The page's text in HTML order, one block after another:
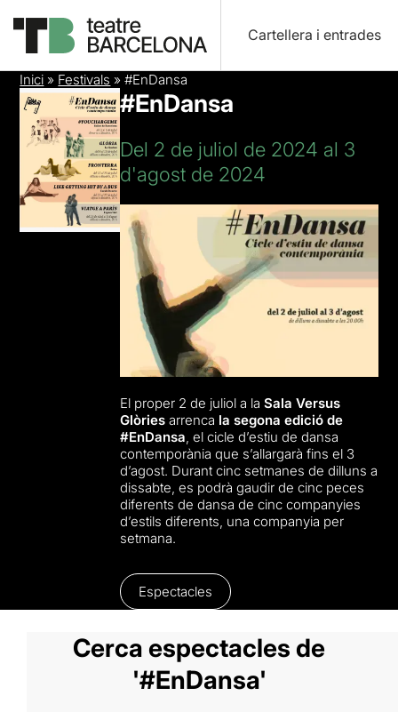
Cartellera i entrades
Inici » Festivals »#EnDansa
#EnDansa
Del 2 de juliol de 2024 al 3
d'agost de 2024
El proper 2 de juliol a laSala Versus
Glòries arrenca la segona edició de
#EnDansa , el cicle d’estiu de dansa
contemporània que s’allargarà fins el 3
d’agost. Durant cinc setmanes de dilluns a
dissabte, es podrà gaudir de cinc peces
diferents de dansa de cinc companyies
d’estils diferents, una companyia per
setmana.
Espectacles
Cerca espectacles de
'#EnDansa'